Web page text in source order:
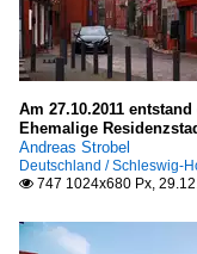
Am 27.10.2011
Ehemalige
Andreas Strobel
Deutschland / Schleswig-
 747 1024x680 Px,